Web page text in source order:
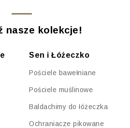
nasze kolekcje!
Sen i Łóżeczko
Pościele bawełniane
Pościele muślinowe
Baldachimy do łóżeczka
Ochraniacze pikowane